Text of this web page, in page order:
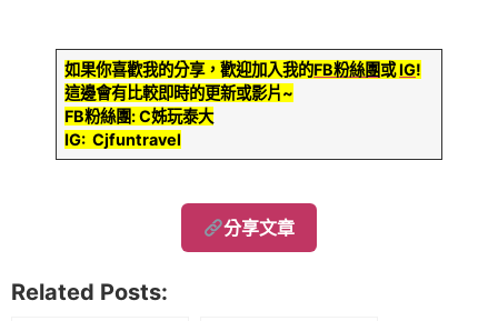
如果你喜歡我的分享，歡迎加入我的FB粉絲團或IG!
這邊會有比較即時的更新或影片~
FB粉絲團: C姊玩泰大
IG: Cjfuntravel
分享文章
Related Posts: